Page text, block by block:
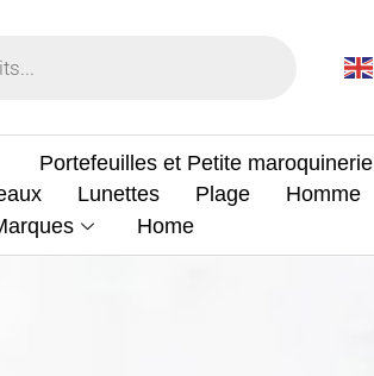
Portefeuilles et Petite maroquinerie
Lunettes Plage Homme
Home